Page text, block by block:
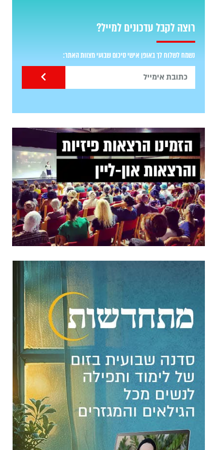
רוצה לקבל עדכונים למייל?
נשמח לשלוח לך באופן אישי סיכום שבועי מצוות האתר: